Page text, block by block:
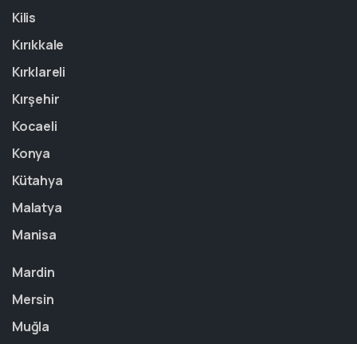
Kilis
Kırıkkale
Kırklareli
Kırşehir
Kocaeli
Konya
Kütahya
Malatya
Manisa
Mardin
Mersin
Muğla